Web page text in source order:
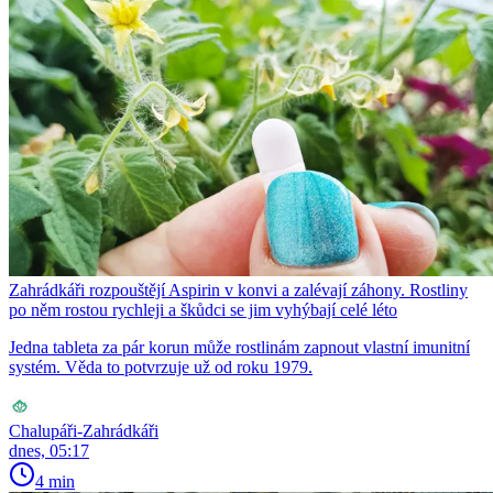
Zahrádkáři rozpouštějí Aspirin v konvi a zalévají záhony. Rostliny
po něm rostou rychleji a škůdci se jim vyhýbají celé léto
Jedna tableta za pár korun může rostlinám zapnout vlastní imunitní
systém. Věda to potvrzuje už od roku 1979.
Chalupáři-Zahrádkáři
dnes, 05:17
4 min